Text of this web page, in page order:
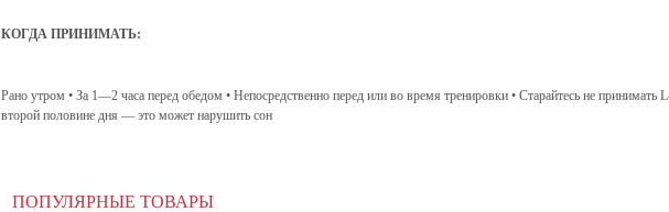
КОГДА ПРИНИМАТЬ:
Рано утром • За 1—2 часа перед обедом • Непосредственно перед или во время тренировки • Старайтесь не принимать
второй половине дня — это может нарушить сон
ПОПУЛЯРНЫЕ ТОВАРЫ